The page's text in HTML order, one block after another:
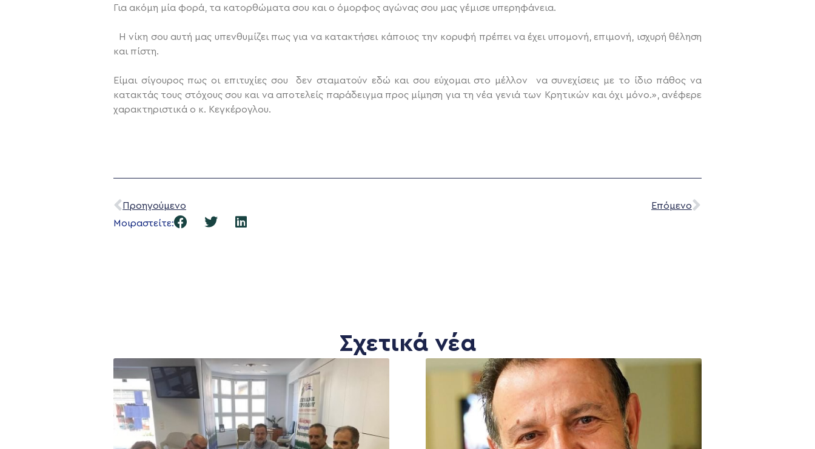
Για ακόμη μία φορά, τα κατορθώματα σου και ο όμορφος αγώνας σου μας γέμισε υπερηφάνεια.
Η νίκη σου αυτή μας υπενθυμίζει πως για να κατακτήσει κάποιος την κορυφή πρέπει να έχει υπομονή, επιμονή, ισχυρή θέληση
και πίστη.
Είμαι σίγουρος πως οι επιτυχίες σου δεν σταματούν εδώ και σου εύχομαι στο μέλλον να συνεχίσεις με το ίδιο πάθος να
κατακτάς τους στόχους σου και να αποτελείς παράδειγμα προς μίμηση για τη νέα γενιά των Κρητικών και όχι μόνο.», ανέφερε
χαρακτηριστικά ο κ. Κεγκέρογλου.
Προηγούμενο
Επόμενο
Μοιραστείτε:
Σχετικά νέα